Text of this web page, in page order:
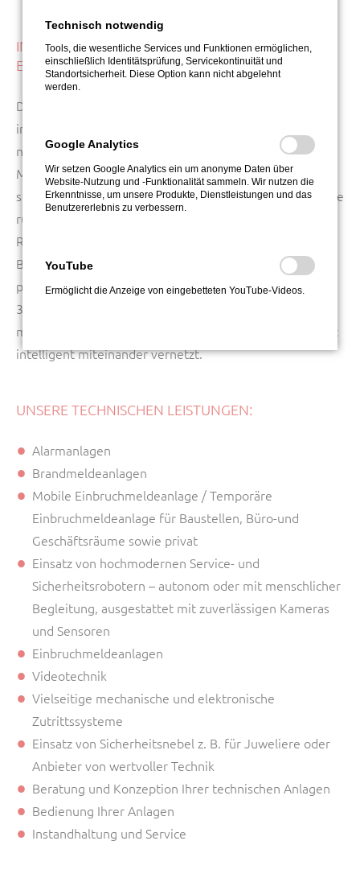
INNOVATIVE MELDESYSTEME SICHERN IHR
EIGENTUM
Die Arbeit von Security-Mitarbeitern kann durch
intelligent positionierte Sicherheitstechnik auf eine
nahezu lückenlose Überwachung ergänzt werden.
Moderne schwenkbare Kameras und Meldesysteme
stellen sicher, dass Objekte und auch weitläufige Gelände
rund um die Uhr eingesehen und überwacht werden.
Radarsensorsysteme und Infrarotkameras erfassen die
Bewegungen potentieller Gefahren aus der Entfernung
punktgenau. Mobilen Kameratürmen entgeht dank ihrer
360-Grad-Rundumsicht nahezu nichts. Und dank
moderner Sicherheitssoftware sind die Anlagen allesamt
intelligent miteinander vernetzt.
UNSERE TECHNISCHEN LEISTUNGEN:
Alarmanlagen
Brandmeldeanlagen
Mobile Einbruchmeldeanlage / Temporäre
Einbruchmeldeanlage für Baustellen, Büro-und
Geschäftsräume sowie privat
Einsatz von hochmodernen Service- und
Sicherheitsrobotern – autonom oder mit menschlicher
Begleitung, ausgestattet mit zuverlässigen Kameras
und Sensoren
Einbruchmeldeanlagen
Videotechnik
Vielseitige mechanische und elektronische
Zutrittssysteme
Einsatz von Sicherheitsnebel z. B. für Juweliere oder
Anbieter von wertvoller Technik
Beratung und Konzeption Ihrer technischen Anlagen
Bedienung Ihrer Anlagen
Instandhaltung und Service
Technisch notwendig
Tools, die wesentliche Services und Funktionen ermöglichen,
einschließlich Identitätsprüfung, Servicekontinuität und
Standortsicherheit. Diese Option kann nicht abgelehnt
werden.
Google Analytics
Wir setzen Google Analytics ein um anonyme Daten über
Website-Nutzung und -Funktionalität sammeln. Wir nutzen die
Erkenntnisse, um unsere Produkte, Dienstleistungen und das
Benutzererlebnis zu verbessern.
YouTube
Ermöglicht die Anzeige von eingebetteten YouTube-Videos.